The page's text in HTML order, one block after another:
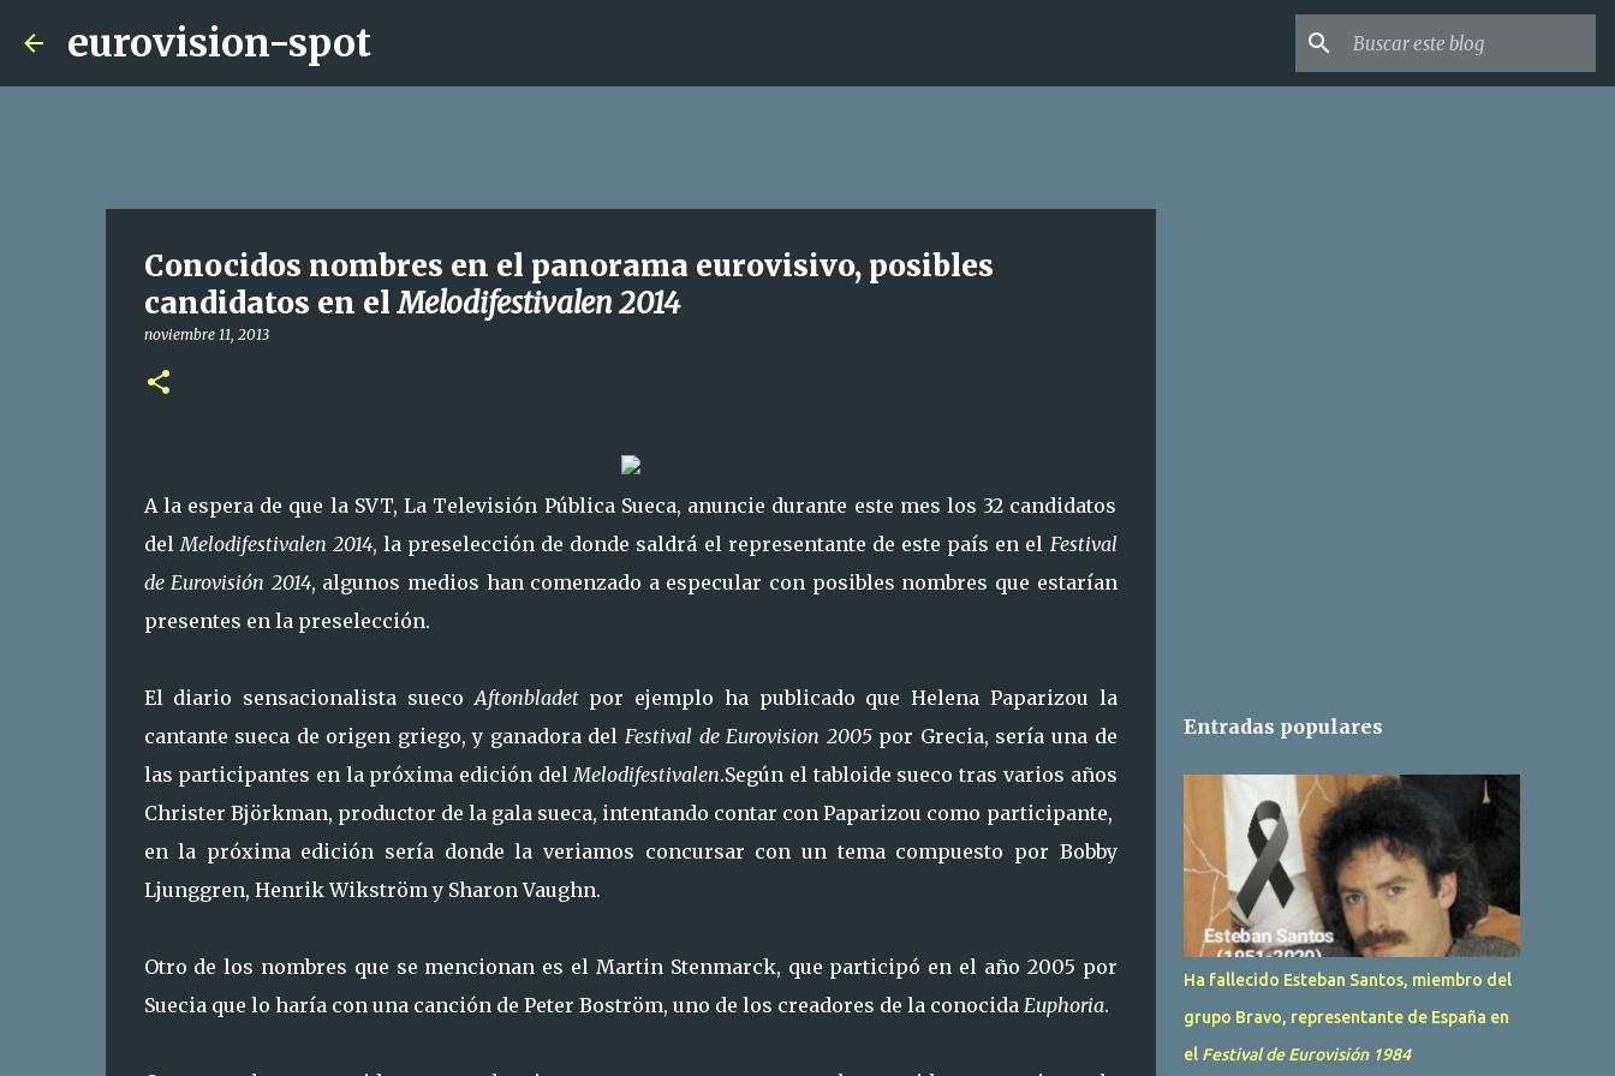
eurovision-spot
Conocidos nombres en el panorama eurovisivo, posibles
candidatos en elMelodifestivalen 2014
noviembre 11, 2013
A la espera de que la SVT, La Televisión Pública Sueca, anuncie durante este mes los 32 candidatos
delMelodifestivalen 2014, la preselección de donde saldrá el representante de este país en el Festival
de Eurovisión 2014, algunos medios han comenzado a especular con posibles nombres que estarían
presentes en la preselección.
El diario sensacionalista suecoAftonbladetpor ejemplo ha publicado que Helena Paparizou la
cantante sueca de origen griego, y ganadora del Festival de Eurovision 2005 por Grecia, sería una de
las participantes en la próxima edición delMelodifestivalen.Según el tabloide sueco tras varios años
Christer Björkman, productor de la gala sueca, intentando contar con Paparizou como participante,
en la próxima edición sería donde la veriamos concursar con un tema compuesto por Bobby
Ljunggren, Henrik Wikström y Sharon Vaughn.
Otro de los nombres que se mencionan es el Martin Stenmarck, que participó en el año 2005 por
Suecia que lo haría con una canción de Peter Boström, uno de los creadores de la conocida Euphoria.
Entradas populares
Ha fallecido Esteban Santos, miembro del
grupo Bravo, representante de España en
el Festival de Eurovisión 1984